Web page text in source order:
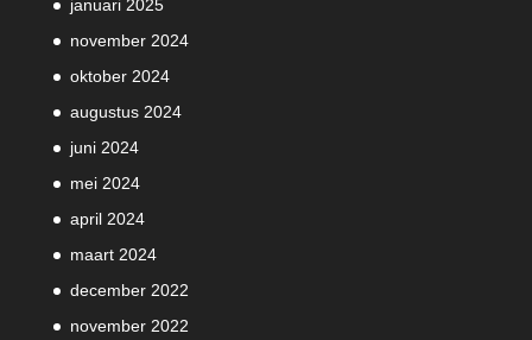
januari 2025
november 2024
oktober 2024
augustus 2024
juni 2024
mei 2024
april 2024
maart 2024
december 2022
november 2022